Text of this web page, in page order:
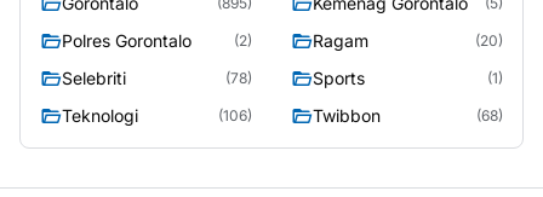
Polres Gorontalo (2) Ragam (20)
Selebriti (78) Sports (1)
Teknologi (106) Twibbon (68)